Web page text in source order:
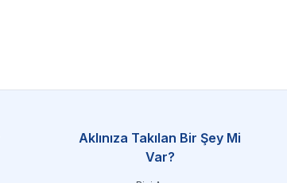
Aklınıza Takılan Bir Şey Mi
Var?